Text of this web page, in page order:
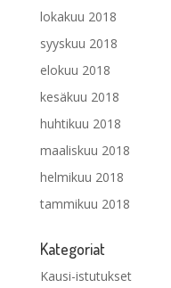
lokakuu 2018
syyskuu 2018
elokuu 2018
kesäkuu 2018
huhtikuu 2018
maaliskuu 2018
helmikuu 2018
tammikuu 2018
Kategoriat
Kausi-istutukset